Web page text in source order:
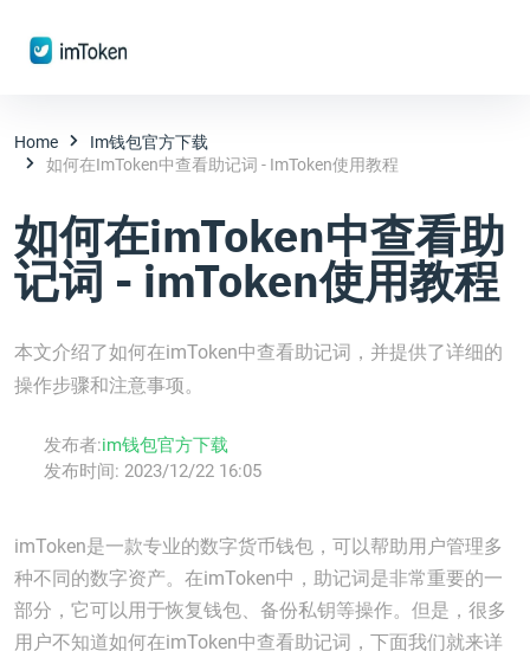
Home
Im钱包官方下载
如何在imToken中查看助记词 - ImToken使用教程
如何在imToken中查看助
记词 - imToken使用教程
本文介绍了如何在imToken中查看助记词，并提供了详细的
操作步骤和注意事项。
发布者:im钱包官方下载
发布时间: 2023/12/22 16:05
imToken是一款专业的数字货币钱包，可以帮助用户管理多
种不同的数字资产。在imToken中，助记词是非常重要的一
部分，它可以用于恢复钱包、备份私钥等操作。但是，很多
用户不知道如何在imToken中查看助记词，下面我们就来详